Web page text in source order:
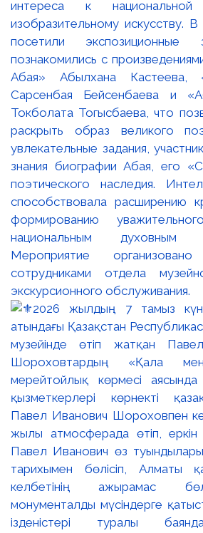
интереса к
изобразительному искусству.
посетили
познакомились с
Абая» Абылхана Кастеева,
Сарсенбая Бейсенбаева и
Токболата Тогысбаева, что
раскрыть образ великого
увлекательные задания,
знания биографии Абая, его
поэтического наследия.
способствовала расширению
формированию
национальным духовным
Мероприятие
сотрудниками отдела
экскурсионного обслуживания.